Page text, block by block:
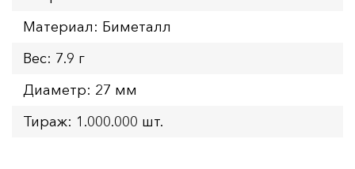
Материал: Биметалл
Вес: 7.9 г
Диаметр: 27 мм
Тираж: 1.000.000 шт.